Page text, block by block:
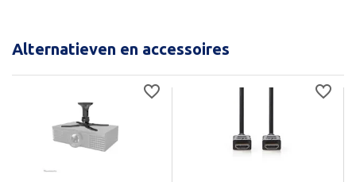
Alternatieven en accessoires